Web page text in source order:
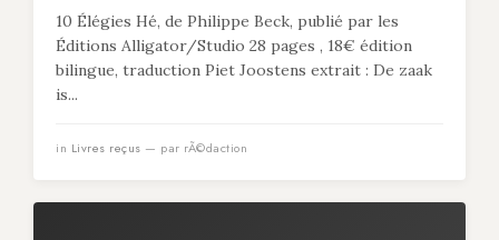
10 Élégies Hé, de Philippe Beck, publié par les
Éditions Alligator/Studio 28 pages , 18€ édition
bilingue, traduction Piet Joostens extrait : De zaak
is...
in Livres reçus — par rÃ©daction